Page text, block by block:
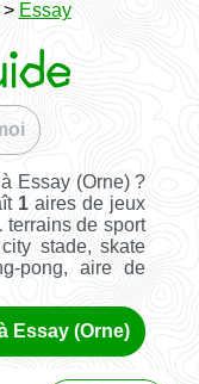
Essay
Essay (Orne) ?
1 aires de jeux
terrains de sport
stade, skate
pong, aire de
Essay (Orne)